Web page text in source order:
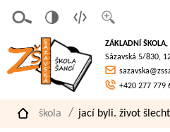
písmo
á
verze
pro
slaboz
raké
ZÁKLADNÍ
Sázavská 5/830,
+420 277 779
škola jací byli. život